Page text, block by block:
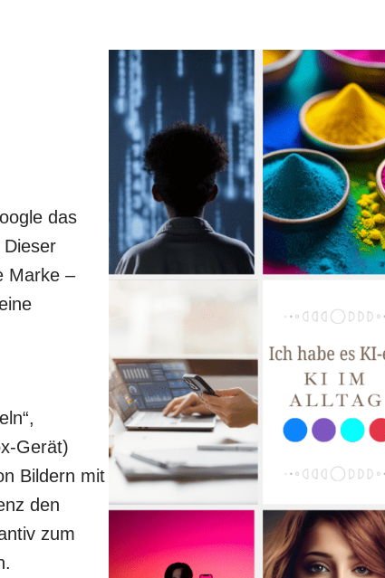
das
Dieser
Marke –
Gerät)
Bildern mit
den
zum